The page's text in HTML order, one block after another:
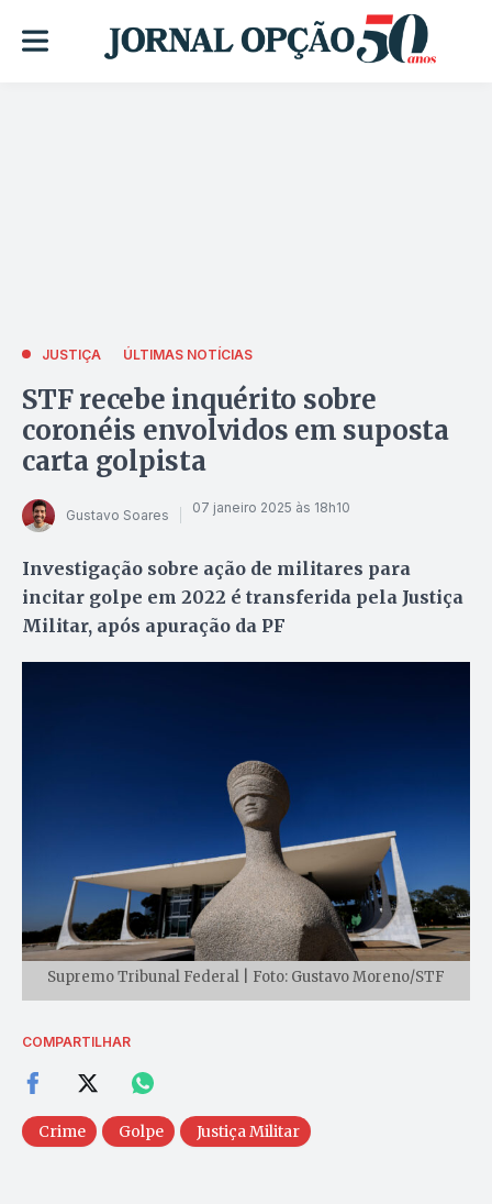
JUSTIÇA ÚLTIMAS NOTÍCIAS
STF recebe inquérito sobre
coronéis envolvidos em suposta
carta golpista
Gustavo Soares 07 janeiro 2025 às 18h10
Investigação sobre ação de militares para
incitar golpe em 2022 é transferida pela Justiça
Militar, após apuração da PF
Supremo Tribunal Federal | Foto: Gustavo Moreno/STF
COMPARTILHAR
Crime Golpe Justiça Militar